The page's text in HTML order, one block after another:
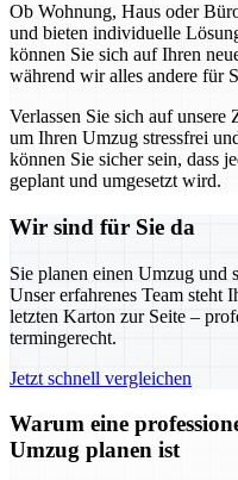
Ob Wohnung, Haus oder
und bieten individuelle
können Sie sich auf Ihren
während wir alles andere für
Verlassen Sie sich auf
um Ihren Umzug stressfrei
können Sie sicher sein, dass
geplant und umgesetzt wird.
Wir sind für Sie da
Sie planen einen Umzug und
Unser erfahrenes Team steht
letzten Karton zur Seite –
termingerecht.
Jetzt schnell vergleichen
Warum eine
Umzug planen ist